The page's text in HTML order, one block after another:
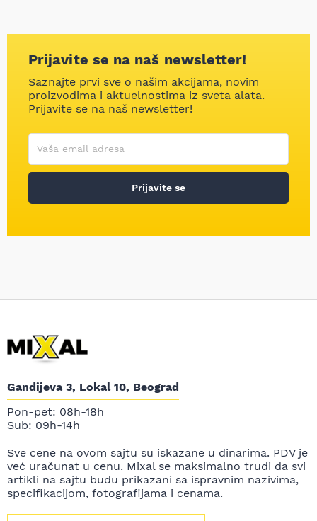
Prijavite se na naš newsletter!
Saznajte prvi sve o našim akcijama, novim
proizvodima i aktuelnostima iz sveta alata.
Prijavite se na naš newsletter!
Korisničko ime
Vaša email adresa
Prijavite se
Gandijeva 3, Lokal 10, Beograd
Pon-pet: 08h-18h
Sub: 09h-14h
Sve cene na ovom sajtu su iskazane u dinarima. PDV je
već uračunat u cenu. Mixal se maksimalno trudi da svi
artikli na sajtu budu prikazani sa ispravnim nazivima,
specifikacijom, fotografijama i cenama.